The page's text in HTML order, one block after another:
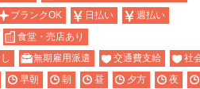
ブランクOK 日払い
週払い
食堂・売店あり
無期雇用派遣 交通費支給
社
早朝 朝 昼 夕方 夜